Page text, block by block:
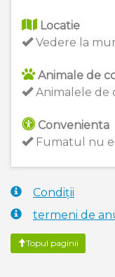
Locatie
Vedere la
Animale de
Animalele de
Convenienta
Fumatul nu
Condiții
termeni de
Topul paginii